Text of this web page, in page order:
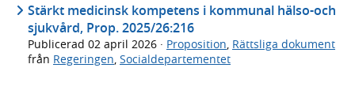
Stärkt medicinsk kompetens i kommunal hälso-och
sjukvård, Prop. 2025/26:216
Publicerad 02 april 2026 · Proposition, Rättsliga dokument
från Regeringen, Socialdepartementet